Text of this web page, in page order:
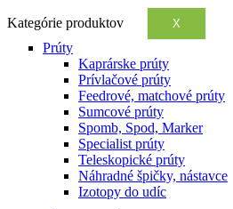
Kategórie produktov X
Prúty
Kaprárske prúty
Prívlačové prúty
Feedrové, matchové prúty
Sumcové prúty
Spomb, Spod, Marker
Specialist prúty
Teleskopické prúty
Náhradné špičky, nástavce
Izotopy do udíc